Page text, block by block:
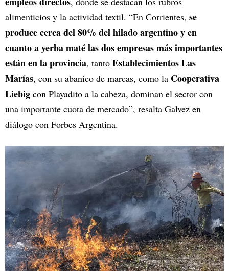
alimenticios y la actividad textil. “En Corrientes, se
produce cerca del 80% del hilado argentino y en
cuanto a yerba maté las dos empresas más importantes
están en la provincia, tanto Establecimientos Las
Marías, con su abanico de marcas, como la Cooperativa
Liebig con Playadito a la cabeza, dominan el sector con
una importante cuota de mercado”, resalta Galvez en
diálogo con Forbes Argentina.